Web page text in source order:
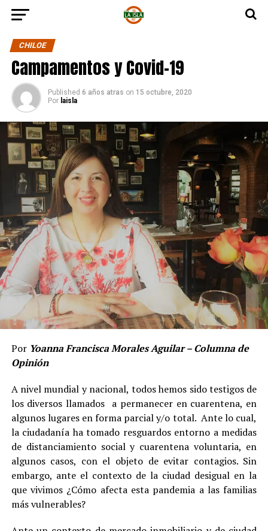
CHILOE
Campamentos y Covid-19
Published 6 años atras on 15 octubre, 2020
Por laisla
Por Yoanna Francisca Morales Aguilar – Columna de
Opinión
A nivel mundial y nacional, todos hemos sido testigos de
los diversos llamados a permanecer en cuarentena, en
algunos lugares en forma parcial y/o total. Ante lo cual,
la ciudadanía ha tomado resguardos entorno a medidas
de distanciamiento social y cuarentena voluntaria, en
algunos casos, con el objeto de evitar contagios. Sin
embargo, ante el contexto de la ciudad desigual en la
que vivimos ¿Cómo afecta esta pandemia a las familias
más vulnerables?